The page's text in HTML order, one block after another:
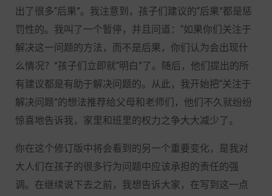
出了很多“后果”。我注意到，孩子们建议的“后果”都是惩
罚性的。我叫了一个暂停，并且问道：“如果你们关注于
解决这一问题的方法，而不是后果，你们认为会出现什
么情况？”孩子们立即就“明白”了。随后，他们提出的所
有建议都是有助于解决问题的。从此，我开始把“关注于
解决问题”的想法推荐给父母和老师们，他们不久就纷纷
惊喜地告诉我，家里和班里的权力之争大大减少了。
你在这个修订版中将会看到的另一个重要变化，是我对
大人们在孩子的很多行为问题中应该承担的责任的强
调。在继续说下去之前，我想告诉大家，在写到这一点